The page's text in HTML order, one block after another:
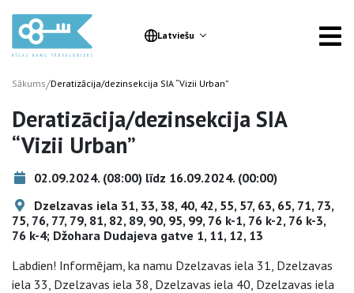
Latviešu
Sākums/Deratizācija/dezinsekcija SIA “Vizii Urban”
Deratizācija/dezinsekcija SIA
“Vizii Urban”
02.09.2024. (08:00) līdz 16.09.2024. (00:00)
Dzelzavas iela 31, 33, 38, 40, 42, 55, 57, 63, 65, 71, 73,
75, 76, 77, 79, 81, 82, 89, 90, 95, 99, 76 k-1, 76 k-2, 76 k-3,
76 k-4; Džohara Dudajeva gatve 1, 11, 12, 13
Labdien! Informējam, ka namu Dzelzavas iela 31, Dzelzavas
iela 33, Dzelzavas iela 38, Dzelzavas iela 40, Dzelzavas iela